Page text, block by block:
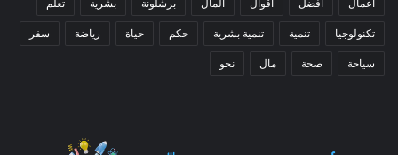
اعمال افضل اقوال المال برشلونة بشرية تعلم
تكنولوجيا تنمية تنمية بشرية حكم حياة رياضة سفر
سياحة صحة مال نحو